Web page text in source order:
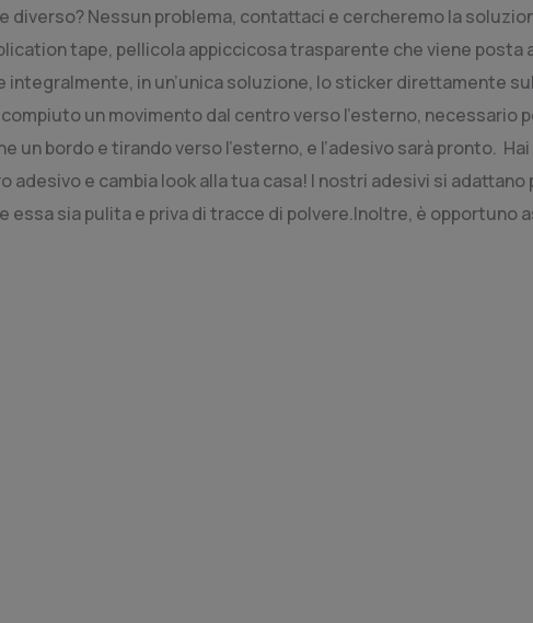
diverso? Nessun problema, contattaci e cercheremo la
tape, pellicola appiccicosa trasparente che viene posta
in un’unica soluzione, lo sticker direttamente
un movimento dal centro verso l’esterno, necessario
bordo e tirando verso l’esterno, e l’adesivo sarà pronto.
e cambia look alla tua casa! I nostri adesivi si
essa sia pulita e priva di tracce di polvere.Inoltre, è opportuno